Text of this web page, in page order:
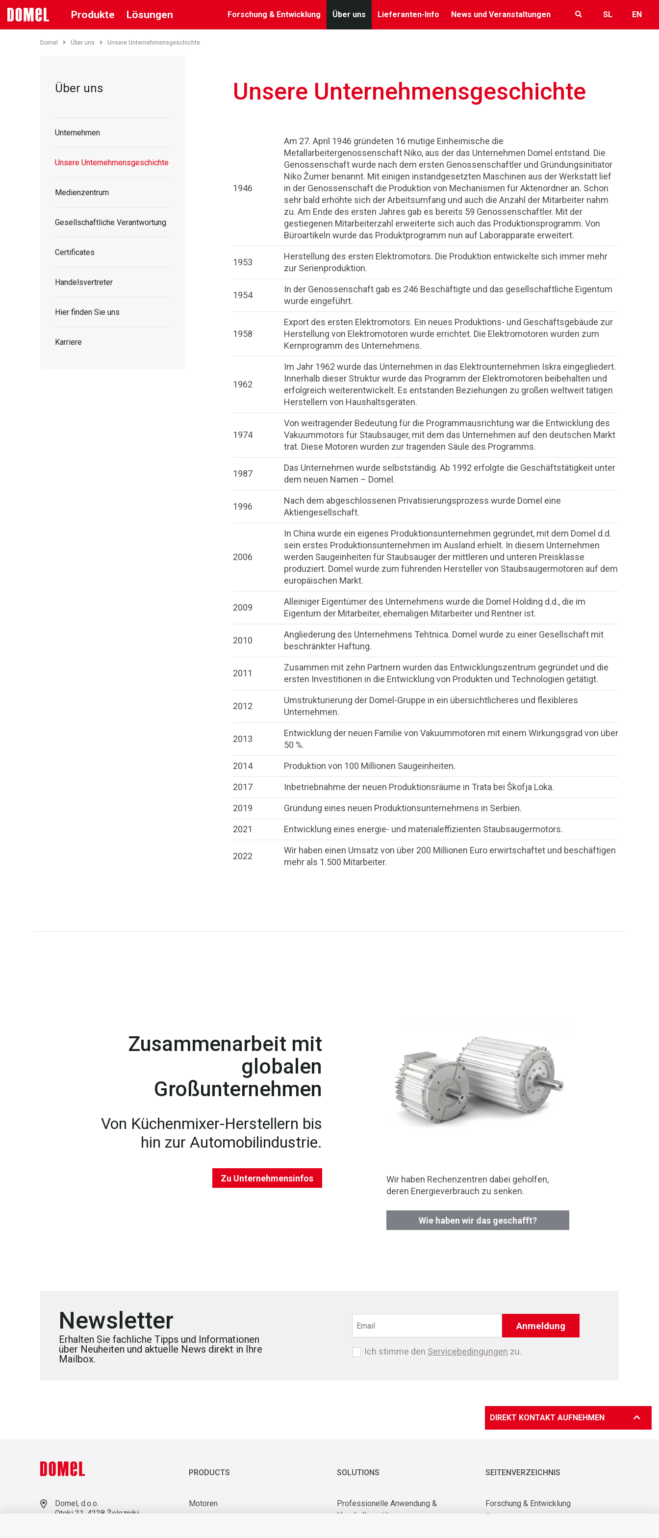
Produkte Lösungen Forschung & Entwicklung Über uns Lieferanten-Info News und Veranstaltungen SL EN
Domel Über uns Unsere Unternehmensgeschichte
Unsere Unternehmensgeschichte
1946
Am 27. April 1946 gründeten 16 mutige Einheimische die
Metallarbeitergenossenschaft Niko, aus der das Unternehmen Domel entstand. Die
Genossenschaft wurde nach dem ersten Genossenschaftler und Gründungsinitiator
Niko Žumer benannt. Mit einigen instandgesetzten Maschinen aus der Werkstatt lief
in der Genossenschaft die Produktion von Mechanismen für Aktenordner an. Schon
sehr bald erhöhte sich der Arbeitsumfang und auch die Anzahl der Mitarbeiter nahm
zu. Am Ende des ersten Jahres gab es bereits 59 Genossenschaftler. Mit der
gestiegenen Mitarbeiterzahl erweiterte sich auch das Produktionsprogramm. Von
Büroartikeln wurde das Produktprogramm nun auf Laborapparate erweitert.
1953
Herstellung des ersten Elektromotors. Die Produktion entwickelte sich immer mehr
zur Serienproduktion.
1954
In der Genossenschaft gab es 246 Beschäftigte und das gesellschaftliche Eigentum
wurde eingeführt.
1958
Export des ersten Elektromotors. Ein neues Produktions- und Geschäftsgebäude zur
Herstellung von Elektromotoren wurde errichtet. Die Elektromotoren wurden zum
Kernprogramm des Unternehmens.
1962
Im Jahr 1962 wurde das Unternehmen in das Elektrounternehmen Iskra eingegliedert.
Innerhalb dieser Struktur wurde das Programm der Elektromotoren beibehalten und
erfolgreich weiterentwickelt. Es entstanden Beziehungen zu großen weltweit tätigen
Herstellern von Haushaltsgeräten.
1974
Von weitragender Bedeutung für die Programmausrichtung war die Entwicklung des
Vakuummotors für Staubsauger, mit dem das Unternehmen auf den deutschen Markt
trat. Diese Motoren wurden zur tragenden Säule des Programms.
1987
Das Unternehmen wurde selbstständig. Ab 1992 erfolgte die Geschäftstätigkeit unter
dem neuen Namen – Domel.
1996
Nach dem abgeschlossenen Privatisierungsprozess wurde Domel eine
Aktiengesellschaft.
2006
In China wurde ein eigenes Produktionsunternehmen gegründet, mit dem Domel d.d.
sein erstes Produktionsunternehmen im Ausland erhielt. In diesem Unternehmen
werden Saugeinheiten für Staubsauger der mittleren und unteren Preisklasse
produziert. Domel wurde zum führenden Hersteller von Staubsaugermotoren auf dem
europäischen Markt.
2009
Alleiniger Eigentümer des Unternehmens wurde die Domel Holding d.d., die im
Eigentum der Mitarbeiter, ehemaligen Mitarbeiter und Rentner ist.
2010
Angliederung des Unternehmens Tehtnica. Domel wurde zu einer Gesellschaft mit
beschränkter Haftung.
2011
Zusammen mit zehn Partnern wurden das Entwicklungszentrum gegründet und die
ersten Investitionen in die Entwicklung von Produkten und Technologien getätigt.
2012
Umstrukturierung der Domel-Gruppe in ein übersichtlicheres und flexibleres
Unternehmen.
2013
Entwicklung der neuen Familie von Vakuummotoren mit einem Wirkungsgrad von über
50 %.
2014 Produktion von 100 Millionen Saugeinheiten.
2017 Inbetriebnahme der neuen Produktionsräume in Trata bei Škofja Loka.
2019 Gründung eines neuen Produktionsunternehmens in Serbien.
2021 Entwicklung eines energie- und materialeffizienten Staubsaugermotors.
2022
Wir haben einen Umsatz von über 200 Millionen Euro erwirtschaftet und beschäftigen
mehr als 1.500 Mitarbeiter.
Über uns
Unternehmen
Unsere Unternehmensgeschichte
Medienzentrum
Gesellschaftliche Verantwortung
Certificates
Handelsvertreter
Hier finden Sie uns
Karriere
Zusammenarbeit mit
globalen
Großunternehmen
Von Küchenmixer-Herstellern bis
hin zur Automobilindustrie.
Zu Unternehmensinfos
Wir haben Rechenzentren dabei geholfen,
deren Energieverbrauch zu senken.
Wie haben wir das geschafft?
Newsletter
Erhalten Sie fachliche Tipps und Informationen
über Neuheiten und aktuelle News direkt in Ihre
Mailbox.
Anmeldung
Ich stimme den Servicebedingungen zu.
DIREKT KONTAKT AUFNEHMEN
Domel, d.o.o.
Otoki 21, 4228 Železniki
PRODUCTS
Motoren
SOLUTIONS
Professionelle Anwendung &
Haushaltsgeräte
SEITENVERZEICHNIS
Forschung & Entwicklung